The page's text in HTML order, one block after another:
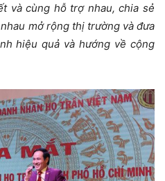
và cùng hỗ trợ nhau, chia sẻ
mở rộng thị trường và đưa
hiệu quả và hướng về cộng